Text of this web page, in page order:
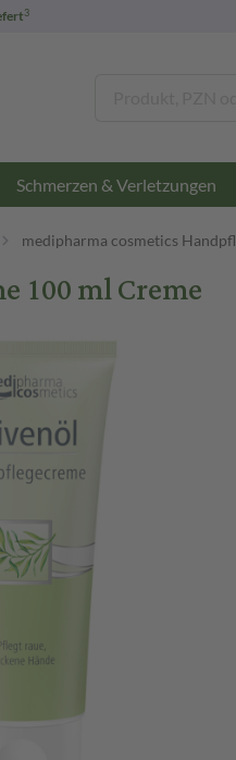
3
Schmerzen & Verletzungen
medipharma cosmetics
100 ml Creme